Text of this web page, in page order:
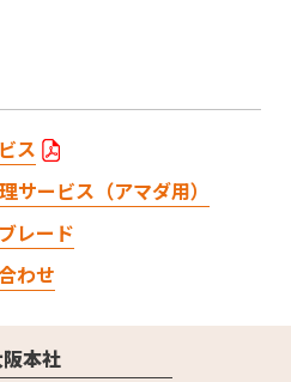
ス
サービス（アマダ用）
レード
わせ
本社